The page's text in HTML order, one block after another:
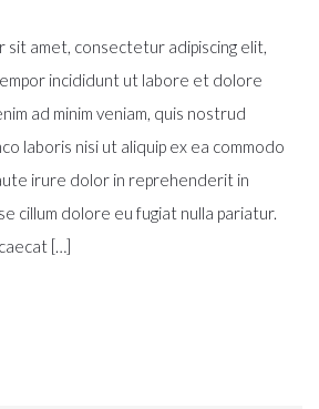
sit amet, consectetur adipiscing elit,
incididunt ut labore et dolore
ad minim veniam, quis nostrud
laboris nisi ut aliquip ex ea commodo
irure dolor in reprehenderit in
cillum dolore eu fugiat nulla pariatur.
[…]